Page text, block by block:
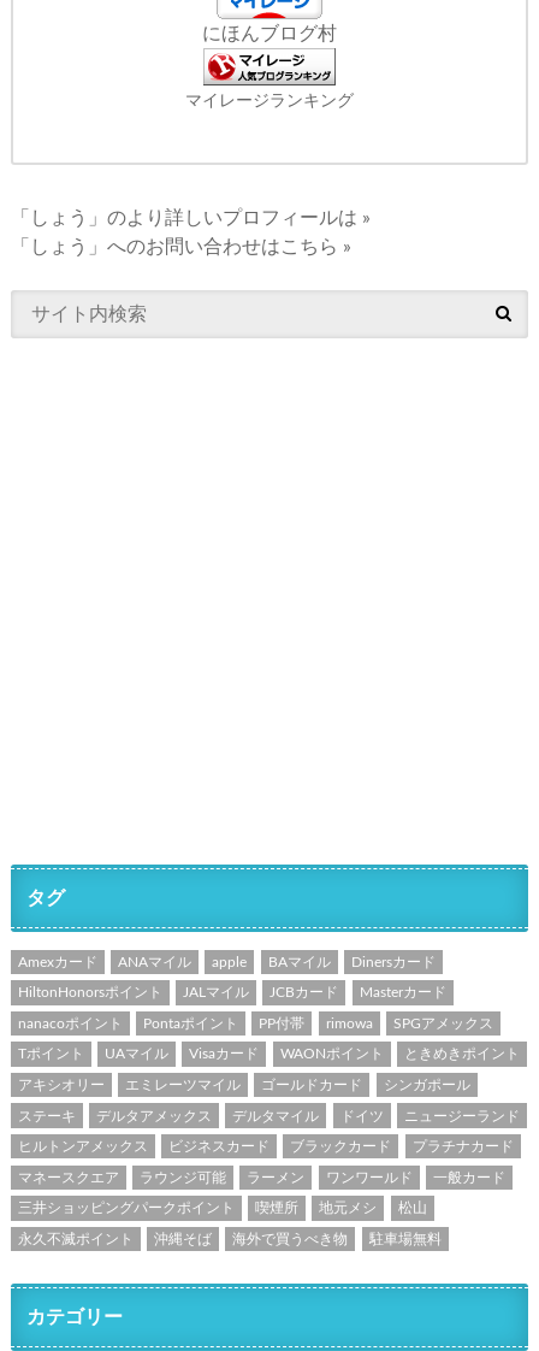
にほんブログ村
マイレージランキング
「しょう」のより詳しいプロフィールは »
「しょう」へのお問い合わせはこちら »
タグ
Amexカード ANAマイル apple BAマイル Dinersカード
HiltonHonorsポイント JALマイル JCBカード Masterカード
nanacoポイント Pontaポイント PP付帯 rimowa SPGアメックス
Tポイント UAマイル Visaカード WAONポイント ときめきポイント
アキシオリー エミレーツマイル ゴールドカード シンガポール
ステーキ デルタアメックス デルタマイル ドイツ ニュージーランド
ヒルトンアメックス ビジネスカード ブラックカード プラチナカード
マネースクエア ラウンジ可能 ラーメン ワンワールド 一般カード
三井ショッピングパークポイント 喫煙所 地元メシ 松山
永久不滅ポイント 沖縄そば 海外で買うべき物 駐車場無料
カテゴリー